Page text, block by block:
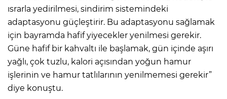
ısrarla yedirilmesi, sindirim sistemindeki
adaptasyonu güçleştirir. Bu adaptasyonu sağlamak
için bayramda hafif yiyecekler yenilmesi gerekir.
Güne hafif bir kahvaltı ile başlamak, gün içinde aşırı
yağlı, çok tuzlu, kalori açısından yoğun hamur
işlerinin ve hamur tatlılarının yenilmemesi gerekir”
diye konuştu.